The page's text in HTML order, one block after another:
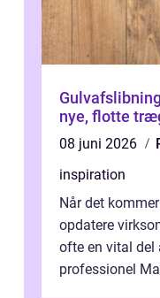
nye, flotte
08 juni 2026
inspiration
Når det
opdatere
ofte en vital del
professionel